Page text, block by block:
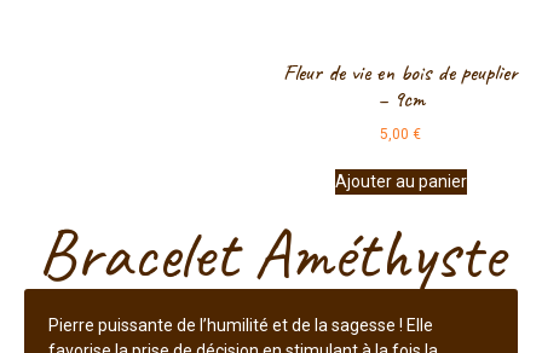
Fleur de vie en bois de peuplier
– 9cm
5,00 €
Ajouter au panier
Bracelet Améthyste
Pierre puissante de l’humilité et de la sagesse ! Elle